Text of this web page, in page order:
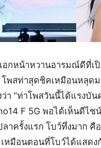
อกหน้าหวานอารมณ์ดีที่เ
โพสท่าสุดชิคเหมือนหลุด
า “ท่าโพสวันนี้ได้แรงบัน
F 5G พอได้เห็นดีไซ
าครั้งแรก โบว์ทึ่งมาก
หมือนตอนที่โบว์ได้แสดง